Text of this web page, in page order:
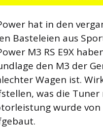
hat in den
Basteleien aus
M3 RS E9X
den M3 der
Wagen ist.
was die
wurde von